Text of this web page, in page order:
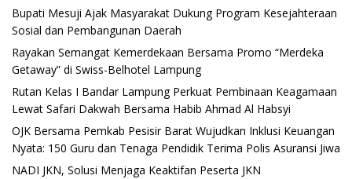
Bupati Mesuji Ajak Masyarakat Dukung Program Kesejahteraan
Sosial dan Pembangunan Daerah
Rayakan Semangat Kemerdekaan Bersama Promo “Merdeka
Getaway” di Swiss-Belhotel Lampung
Rutan Kelas I Bandar Lampung Perkuat Pembinaan Keagamaan
Lewat Safari Dakwah Bersama Habib Ahmad Al Habsyi
OJK Bersama Pemkab Pesisir Barat Wujudkan Inklusi Keuangan
Nyata: 150 Guru dan Tenaga Pendidik Terima Polis Asuransi Jiwa
NADI JKN, Solusi Menjaga Keaktifan Peserta JKN